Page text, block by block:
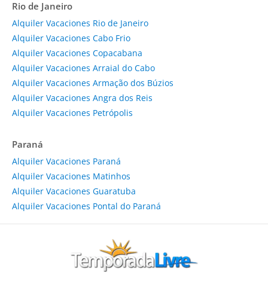
Rio de Janeiro
Alquiler Vacaciones Rio de Janeiro
Alquiler Vacaciones Cabo Frio
Alquiler Vacaciones Copacabana
Alquiler Vacaciones Arraial do Cabo
Alquiler Vacaciones Armação dos Búzios
Alquiler Vacaciones Angra dos Reis
Alquiler Vacaciones Petrópolis
Paraná
Alquiler Vacaciones Paraná
Alquiler Vacaciones Matinhos
Alquiler Vacaciones Guaratuba
Alquiler Vacaciones Pontal do Paraná